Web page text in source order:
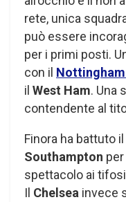
rete, unica
può essere
per i primi posti.
con il
il West Ham. Una
contendente al
Finora ha battuto il
Southampton
spettacolo ai tifosi
Il Chelsea invece